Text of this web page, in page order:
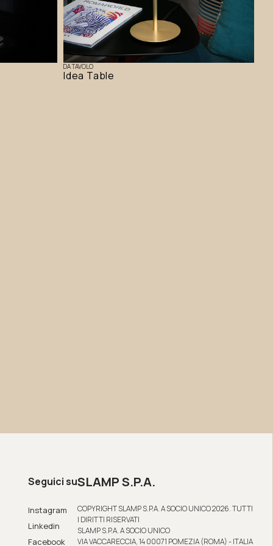
DA TAVOLO
Idea Table
Seguici su
Instagram
Linkedin
Facebook
SLAMP S.P.A.
COPYRIGHT SLAMP S.P.A. A SOCIO UNICO 2026. TUTTI
I DIRITTI RISERVATI
SLAMP S.P.A. A SOCIO UNICO
VIA VACCARECCIA, 14 00071 POMEZIA (ROMA) - ITALIA